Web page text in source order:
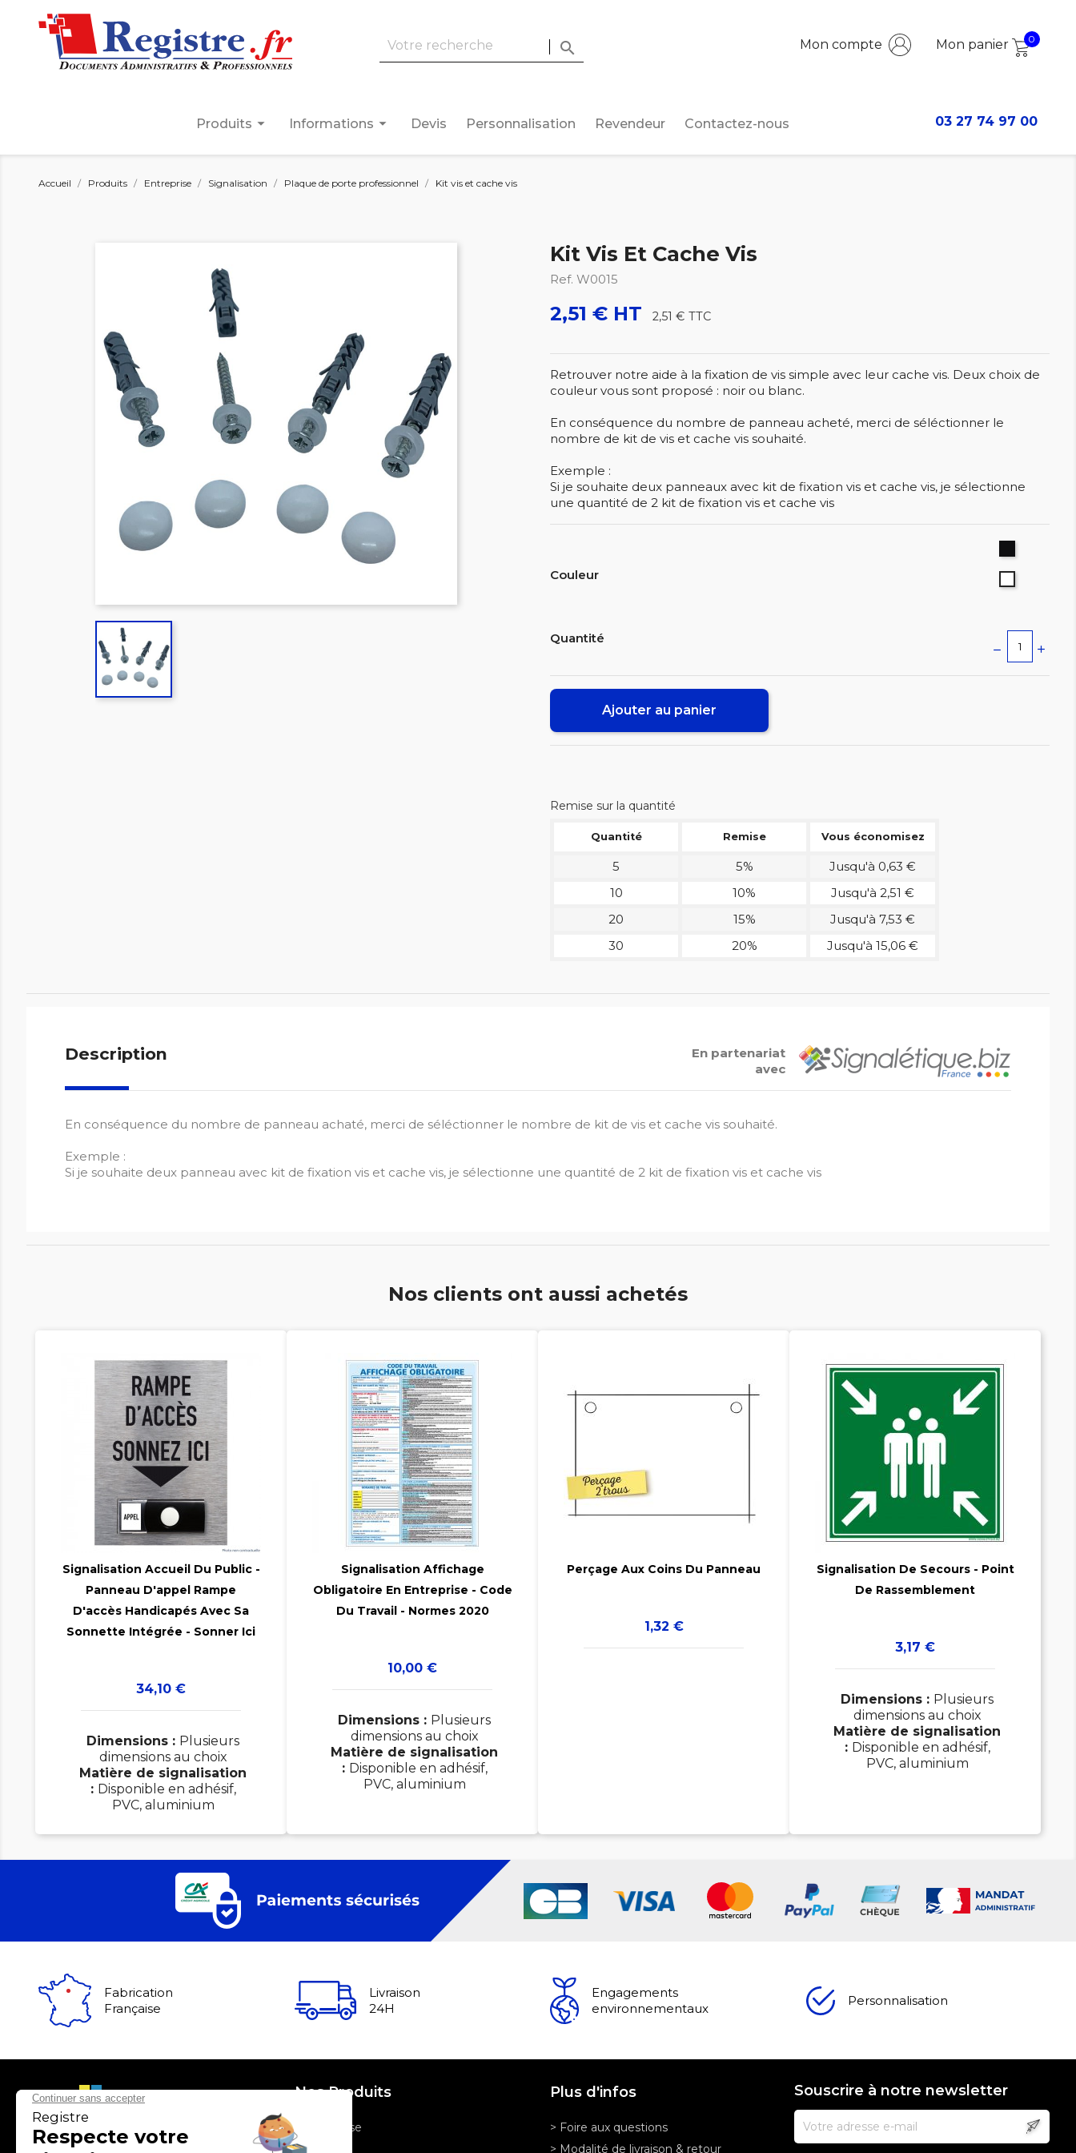
 Mon compte Mon panier 0
arrow_drop_down
Produits arrow_drop_down
Informations Devis Personnalisation Revendeur Contactez-nous 03 27 74 97 00
Accueil Produits Entreprise Signalisation Plaque de porte professionnel Kit vis et cache vis
Kit Vis Et Cache Vis
Ref. W0015
2,51 € HT 2,51 € TTC
Retrouver notre aide à la fixation de vis simple avec leur cache vis. Deux choix de
couleur vous sont proposé : noir ou blanc.
En conséquence du nombre de panneau acheté, merci de séléctionner le
nombre de kit de vis et cache vis souhaité.
Exemple :
Si je souhaite deux panneaux avec kit de fixation vis et cache vis, je sélectionne
une quantité de 2 kit de fixation vis et cache vis
Couleur
Quantité
Ajouter au panier
Remise sur la quantité
Quantité Remise Vous économisez
5 5%
Jusqu'à 0,63 €
10
10%
Jusqu'à 2,51 €
20
15%
Jusqu'à 7,53 €
30
20% Jusqu'à 15,06 €
Description
En partenariat
avec
En conséquence du nombre de panneau achaté, merci de séléctionner le nombre de kit de vis et cache vis souhaité.
Exemple :
Si je souhaite deux panneau avec kit de fixation vis et cache vis, je sélectionne une quantité de 2 kit de fixation vis et cache vis
Nos clients ont aussi achetés


Signalisation Accueil Du Public -
Panneau D'appel Rampe
D'accès Handicapés Avec Sa
Sonnette Intégrée - Sonner Ici
Prix
34,10 €
Dimensions : Plusieurs
dimensions au choix
Matière de signalisation
: Disponible en adhésif,
PVC, aluminium

Signalisation Affichage
Obligatoire En Entreprise - Code
Du Travail - Normes 2020
Prix
10,00 €
Dimensions : Plusieurs
dimensions au choix
Matière de signalisation
: Disponible en adhésif,
PVC, aluminium
Perçage Aux Coins Du Panneau
Prix
1,32 €

Signalisation De Secours - Point
De Rassemblement
Prix
3,17 €
Dimensions : Plusieurs
dimensions au choix
Matière de signalisation
: Disponible en adhésif,
PVC, aluminium
Fabrication
Française
Livraison
24H
Engagements
environnementaux
Personnalisation
Nos Produits
> Entreprise
> Santé
Plus d'infos
> Foire aux questions
> Modalité de livraison & retour
Souscrire à notre newsletter